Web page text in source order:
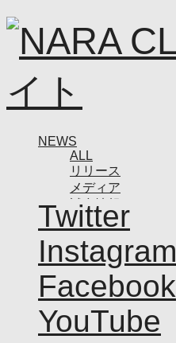
NEWS
ALL
リリース
メディア
試合情報
グッズ
普及・育成
ホームタウン
コラム
その他
TEAM
2026/27トップチー
Twitter
Instagram
Facebook
YouTube